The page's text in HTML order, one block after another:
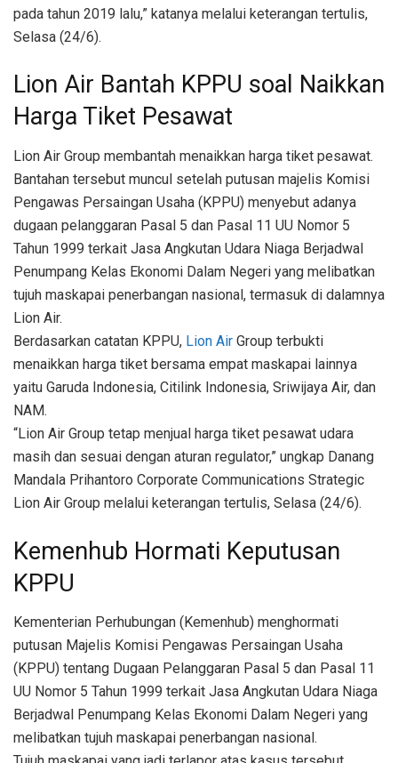
pada tahun 2019 lalu,” katanya melalui keterangan tertulis,
Selasa (24/6).
Lion Air Bantah KPPU soal Naikkan
Harga Tiket Pesawat
Lion Air Group membantah menaikkan harga tiket pesawat.
Bantahan tersebut muncul setelah putusan majelis Komisi
Pengawas Persaingan Usaha (KPPU) menyebut adanya
dugaan pelanggaran Pasal 5 dan Pasal 11 UU Nomor 5
Tahun 1999 terkait Jasa Angkutan Udara Niaga Berjadwal
Penumpang Kelas Ekonomi Dalam Negeri yang melibatkan
tujuh maskapai penerbangan nasional, termasuk di dalamnya
Lion Air.
Berdasarkan catatan KPPU, Lion Air Group terbukti
menaikkan harga tiket bersama empat maskapai lainnya
yaitu Garuda Indonesia, Citilink Indonesia, Sriwijaya Air, dan
NAM.
“Lion Air Group tetap menjual harga tiket pesawat udara
masih dan sesuai dengan aturan regulator,” ungkap Danang
Mandala Prihantoro Corporate Communications Strategic
Lion Air Group melalui keterangan tertulis, Selasa (24/6).
Kemenhub Hormati Keputusan
KPPU
Kementerian Perhubungan (Kemenhub) menghormati
putusan Majelis Komisi Pengawas Persaingan Usaha
(KPPU) tentang Dugaan Pelanggaran Pasal 5 dan Pasal 11
UU Nomor 5 Tahun 1999 terkait Jasa Angkutan Udara Niaga
Berjadwal Penumpang Kelas Ekonomi Dalam Negeri yang
melibatkan tujuh maskapai penerbangan nasional.